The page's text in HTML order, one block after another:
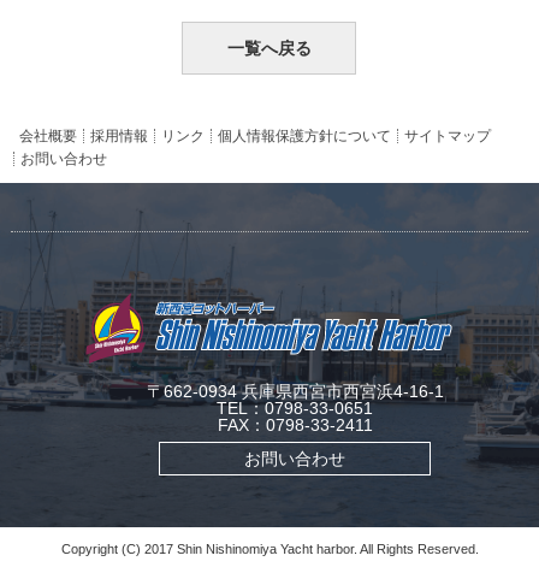
一覧へ戻る
会社概要 採用情報 リンク 個人情報保護方針について
サイトマップ
お問い合わせ
〒662-0934 兵庫県西宮市西宮浜4-16-1
TEL：0798-33-0651
FAX：0798-33-2411
お問い合わせ
Copyright (C) 2017 Shin Nishinomiya Yacht harbor. All Rights Reserved.